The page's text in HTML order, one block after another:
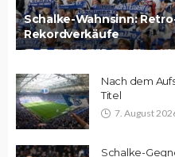
Schalke-Wahnsinn:
Rekordverkäufe
Nach dem
Titel
7. August
Schalke-